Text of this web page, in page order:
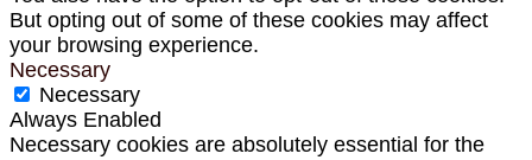
But opting out of some of these cookies may affect
your browsing experience.
Necessary
Necessary
Always Enabled
Necessary cookies are absolutely essential for the